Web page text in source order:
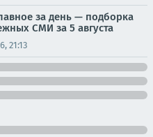
за день — подборка
СМИ за 5 августа
21:13